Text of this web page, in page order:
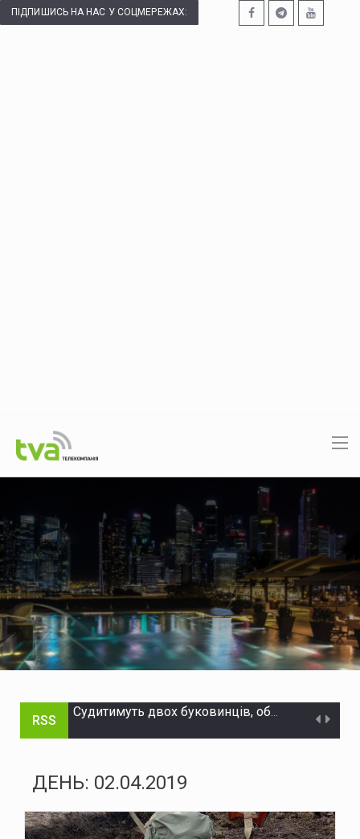
ПІДПИШИСЬ НА НАС У СОЦМЕРЕЖАХ:
RSS Через ДТП на Вокзальній у Чернівцях ускладнився рух тролейбусів №3 та №5
В Україні змінюють правила розподілу електроенергії: що зміниться влітку та взимку
ДЕНЬ: 02.04.2019